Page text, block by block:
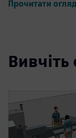
Прочитати
Вивчіть